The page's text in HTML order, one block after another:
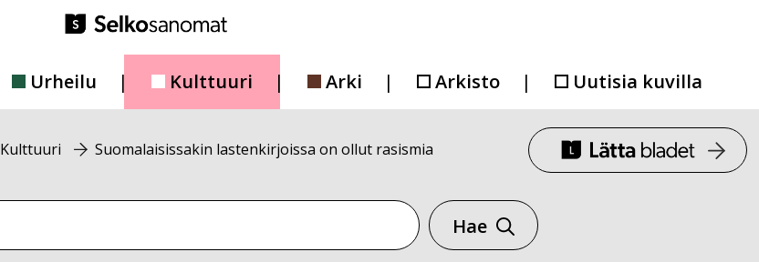
Urheilu Kulttuuri Arki Arkisto Uutisia kuvilla
Kulttuuri Suomalaisissakin lastenkirjoissa on ollut rasismia
Hae